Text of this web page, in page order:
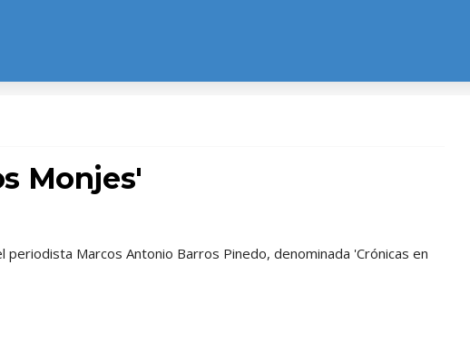
Monjes'
Marcos Antonio Barros Pinedo, denominada 'Crónicas en